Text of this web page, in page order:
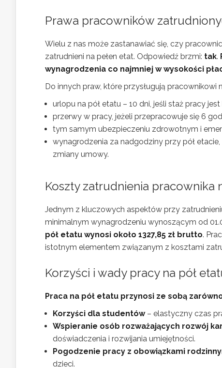
Prawa pracowników
Wielu z nas może zastanawiać się, czy
zatrudnieni na pełen etat. Odpowiedź brzmi: tak.
wynagrodzenia co najmniej w wysokości
Do innych praw, które przysługują pracownikowi
urlopu na pół etatu – 10 dni, jeśli staż pracy
przerwy w pracy, jeżeli przepracowuje się 6
tym samym ubezpieczeniu zdrowotnym i
wynagrodzenia za nadgodziny przy pół
zmiany umowy.
Koszty zatrudnienia pracownika
Jednym z kluczowych aspektów przy
minimalnym wynagrodzeniu wynoszącym od
pół etatu wynosi około 1327,85 zł brutto.
istotnym elementem związanym z kosztami
Korzyści i wady pracy na pół
Praca na pół etatu przynosi ze sobą
Korzyści dla studentów– elastyczny czas
Wspieranie osób rozważających rozwój
doświadczenia i rozwijania umiejętności.
Pogodzenie pracy z obowiązkami
dzieci.